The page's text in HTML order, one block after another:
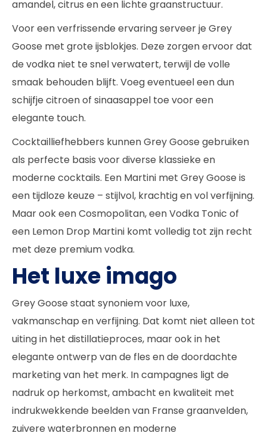
amandel, citrus en een lichte graanstructuur.
Voor een verfrissende ervaring serveer je Grey
Goose met grote ijsblokjes. Deze zorgen ervoor dat
de vodka niet te snel verwatert, terwijl de volle
smaak behouden blijft. Voeg eventueel een dun
schijfje citroen of sinaasappel toe voor een
elegante touch.
Cocktailliefhebbers kunnen Grey Goose gebruiken
als perfecte basis voor diverse klassieke en
moderne cocktails. Een Martini met Grey Goose is
een tijdloze keuze – stijlvol, krachtig en vol verfijning.
Maar ook een Cosmopolitan, een Vodka Tonic of
een Lemon Drop Martini komt volledig tot zijn recht
met deze premium vodka.
Het luxe imago
Grey Goose staat synoniem voor luxe,
vakmanschap en verfijning. Dat komt niet alleen tot
uiting in het distillatieproces, maar ook in het
elegante ontwerp van de fles en de doordachte
marketing van het merk. In campagnes ligt de
nadruk op herkomst, ambacht en kwaliteit met
indrukwekkende beelden van Franse graanvelden,
zuivere waterbronnen en moderne